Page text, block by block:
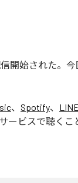
信開始された。
、 Spotify、
ービスで聴くこ